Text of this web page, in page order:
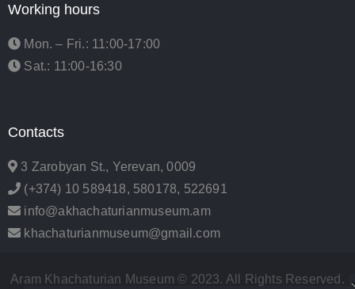
Working hours
Mon. – Fri.: 11:00-17:00
Sat.: 11:00-16:30
Contacts
3 Zarobyan St., Yerevan, 0009
(+374) 10 589418, 580178, 522691
info@akhachaturianmuseum.am
khachaturianmuseum@gmail.com
Aram Khachaturian Museum © 2023. All Rights Reserved.